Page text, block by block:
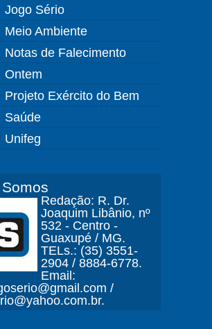
Jogo Sério
Meio Ambiente
Notas de Falecimento
Ontem
Projeto Exército do Bem
Saúde
Unifeg
Redação: R. Dr.
Joaquim Libânio, nº
532 - Centro -
Guaxupé / MG.
TELs.: (35) 3551-
2904 / 8884-6778.
Email:
/